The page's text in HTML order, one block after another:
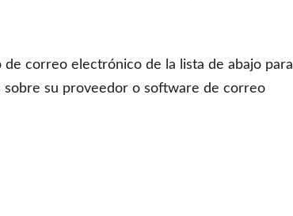
correo electrónico de la lista de abajo para
su proveedor o software de correo